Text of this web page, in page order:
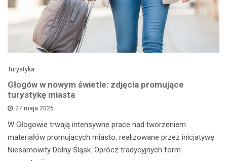
Turystyka
Głogów w nowym świetle: zdjęcia promujące
turystykę miasta
27 maja 2026
W Głogowie trwają intensywne prace nad tworzeniem
materiałów promujących miasto, realizowane przez inicjatywę
Niesamowity Dolny Śląsk. Oprócz tradycyjnych form